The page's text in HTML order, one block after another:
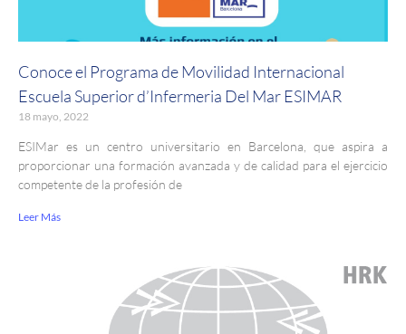
Conoce el Programa de Movilidad Internacional
Escuela Superior d’Infermeria Del Mar ESIMAR
18 mayo, 2022
ESIMar es un centro universitario en Barcelona, que aspira a
proporcionar una formación avanzada y de calidad para el ejercicio
competente de la profesión de
Leer Más